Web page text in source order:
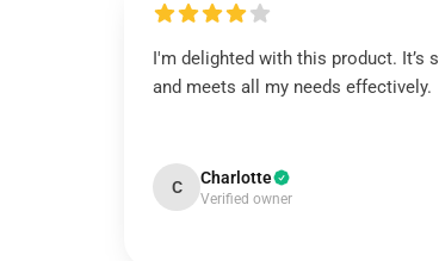
I'm delighted with this product. It’s
and meets all my needs effectively.
C Charlotte
Verified owner